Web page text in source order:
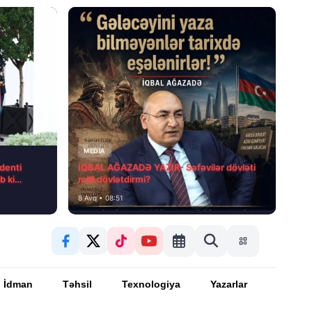
ki…
MEDİA
İQBAL AĞAZADƏ YAZIR- Səfəvilər dövləti
milli dövlətdirmi?
8 Avq • 08:51
İdman Təhsil Texnologiya Yazarlar